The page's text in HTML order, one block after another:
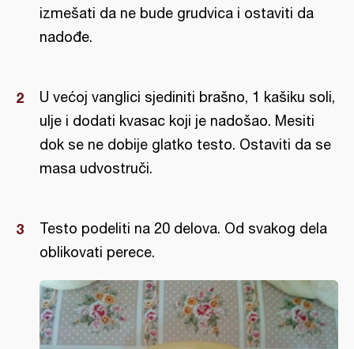
izmešati da ne bude grudvica i ostaviti da
nadođe.
U većoj vanglici sjediniti brašno, 1 kašiku soli,
ulje i dodati kvasac koji je nadošao. Mesiti
dok se ne dobije glatko testo. Ostaviti da se
masa udvostruči.
Testo podeliti na 20 delova. Od svakog dela
oblikovati perece.